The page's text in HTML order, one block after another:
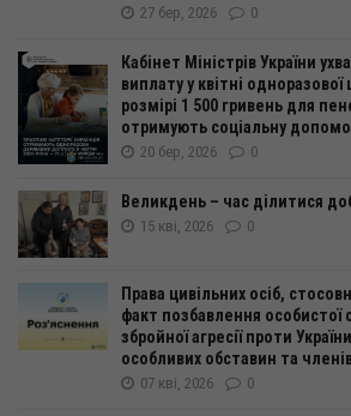
27 бер, 2026 0
Кабінет Міністрів України
виплату у квітні одноразової
розмірі 1 500 гривень для
отримують соціальну
20 бер, 2026 0
Великдень – час ділитися
15 кві, 2026 0
Права цивільних осіб,
факт позбавлення особистої
збройної агресії проти
особливих обставин та членів
07 кві, 2026 0